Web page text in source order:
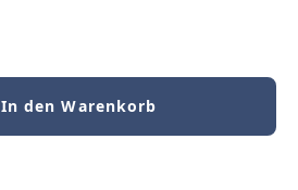
In den Warenkorb